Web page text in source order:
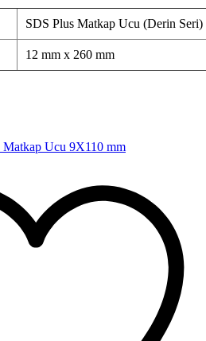
SDS Plus Matkap Ucu (Derin Seri)
12 mm x 260 mm